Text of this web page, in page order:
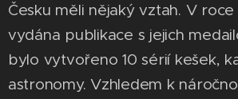
Česku měli nějaký vztah. V
vydána publikace s jejich
bylo vytvořeno 10 sérií kešek,
astronomy. Vzhledem k